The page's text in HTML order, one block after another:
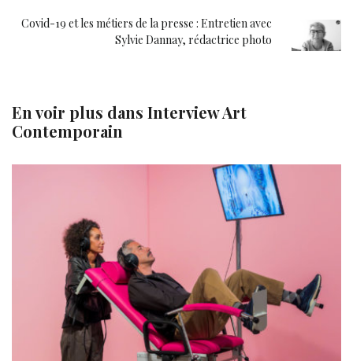
Covid-19 et les métiers de la presse : Entretien avec
Sylvie Dannay, rédactrice photo
En voir plus dans Interview Art
Contemporain